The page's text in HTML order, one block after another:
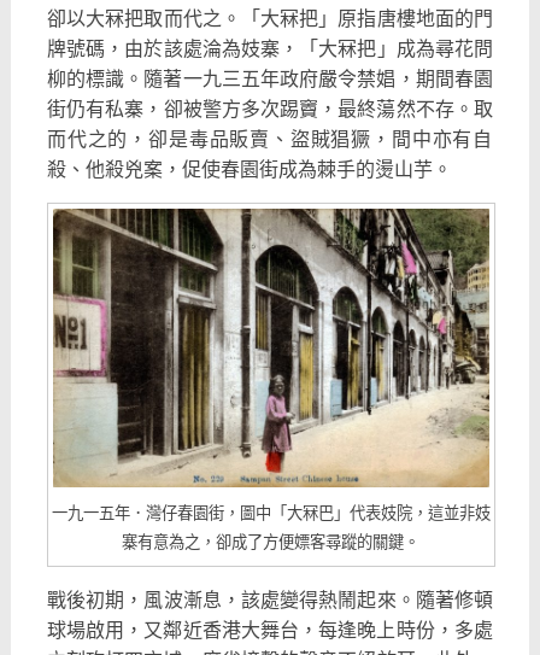
卻以大冧把取而代之。「大冧把」原指唐樓地面的門
牌號碼， 由於該處淪為妓寨，「大冧把」成為尋花問
柳的標識。 隨著一九三五年政府嚴令禁娼，期間春園
街仍有私寨， 卻被警方多次踢竇，最終蕩然不存。取
而代之的，卻是毒品販賣、 盜賊猖獗，間中亦有自
殺、他殺兇案， 促使春園街成為棘手的燙山芋。
一九一五年．灣仔春園街，圖中「大冧巴」代表妓院，這並非妓
寨有意為之，卻成了方便嫖客尋蹤的關鍵。
戰後初期，風波漸息，該處變得熱鬧起來。隨著修頓
球場啟用， 又鄰近香港大舞台，每逢晚上時份，多處